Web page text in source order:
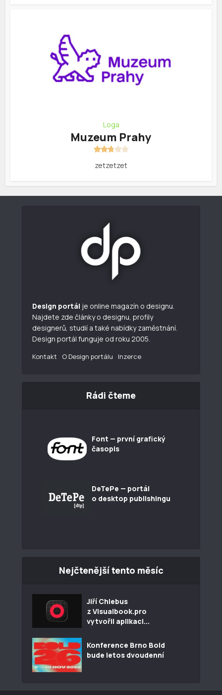
Loga
Muzeum Prahy
zetzetzet
Design portál je online magazín o designu.
Najdete zde články o designu, profily
designerů, studií a také nabídky zaměstnání.
Design portál funguje od roku 2005.
Kontakt O Design portálu Inzerce
Rádi čteme
Font — první grafický
časopis
DeTePe — portál
o desktop publishingu
Nejčtenější tento měsíc
Jiří Chlebus
z Visualbook.pro
vytvořil aplikaci...
Konference Brno Bold
bude letos dvoudenní